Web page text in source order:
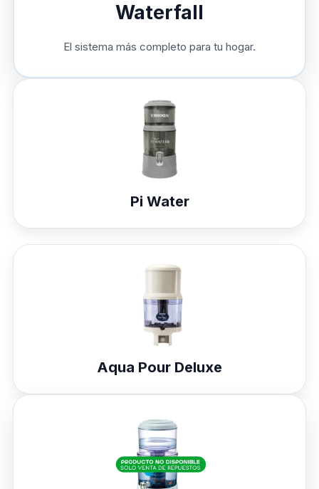
Waterfall
El sistema más completo para tu hogar.
Pi Water
Aqua Pour Deluxe